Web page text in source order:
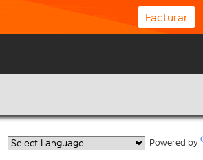
Facturar
Powered by